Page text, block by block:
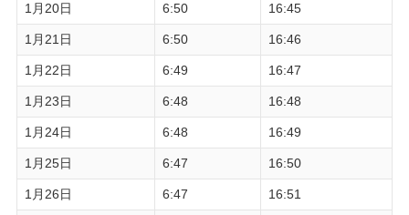
1月20日 6:50 16:45
1月21日 6:50 16:46
1月22日 6:49 16:47
1月23日 6:48 16:48
1月24日 6:48 16:49
1月25日 6:47 16:50
1月26日 6:47 16:51